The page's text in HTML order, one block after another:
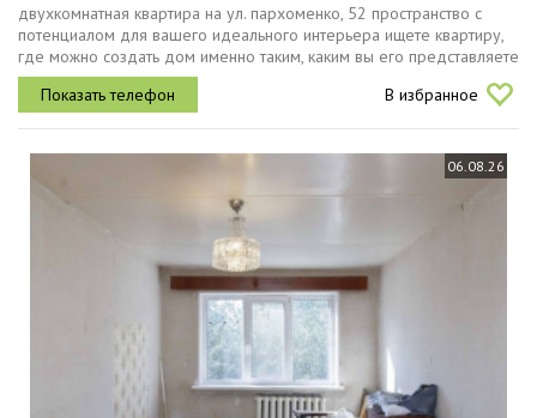
двухкомнатная квартира на ул. пархоменко, 52 пространство с
потенциалом для вашего идеального интерьера ищете квартиру,
где можно создать дом именно таким, каким вы его представляете
представляем двухкомнатную квартиру с двумя раздельными
комнатами...
В избранное
06.08.26